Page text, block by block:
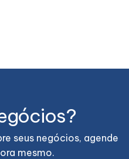
seus negócios, agende
mesmo.